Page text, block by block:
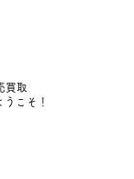
買取
こそ！